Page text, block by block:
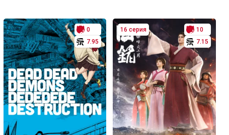
0
7.95
16 серия
10
7.15